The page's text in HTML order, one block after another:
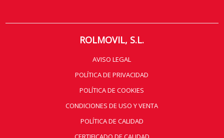
ROLMOVIL, S.L.
AVISO LEGAL
POLÍTICA DE PRIVACIDAD
POLÍTICA DE COOKIES
CONDICIONES DE USO Y VENTA
POLÍTICA DE CALIDAD